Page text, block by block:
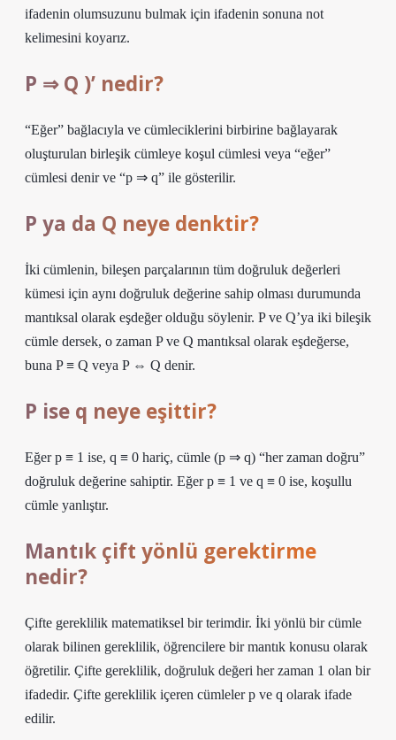
ifadenin olumsuzunu bulmak için ifadenin sonuna not
kelimesini koyarız.
P ⇒ Q )’ nedir?
“Eğer” bağlacıyla ve cümleciklerini birbirine bağlayarak
oluşturulan birleşik cümleye koşul cümlesi veya “eğer”
cümlesi denir ve “p ⇒ q” ile gösterilir.
P ya da Q neye denktir?
İki cümlenin, bileşen parçalarının tüm doğruluk değerleri
kümesi için aynı doğruluk değerine sahip olması durumunda
mantıksal olarak eşdeğer olduğu söylenir. P ve Q’ya iki bileşik
cümle dersek, o zaman P ve Q mantıksal olarak eşdeğerse,
buna P ≡ Q veya P ⇔ Q denir.
P ise q neye eşittir?
Eğer p ≡ 1 ise, q ≡ 0 hariç, cümle (p ⇒ q) “her zaman doğru”
doğruluk değerine sahiptir. Eğer p ≡ 1 ve q ≡ 0 ise, koşullu
cümle yanlıştır.
Mantık çift yönlü gerektirme
nedir?
Çifte gereklilik matematiksel bir terimdir. İki yönlü bir cümle
olarak bilinen gereklilik, öğrencilere bir mantık konusu olarak
öğretilir. Çifte gereklilik, doğruluk değeri her zaman 1 olan bir
ifadedir. Çifte gereklilik içeren cümleler p ve q olarak ifade
edilir.